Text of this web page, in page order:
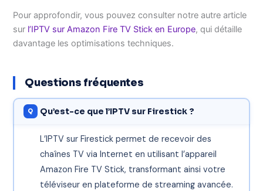
Pour approfondir, vous pouvez consulter notre autre article
sur l’IPTV sur Amazon Fire TV Stick en Europe, qui détaille
davantage les optimisations techniques.
Questions fréquentes
Qu’est-ce que l’IPTV sur Firestick ?
L’IPTV sur Firestick permet de recevoir des
chaînes TV via Internet en utilisant l’appareil
Amazon Fire TV Stick, transformant ainsi votre
téléviseur en plateforme de streaming avancée.